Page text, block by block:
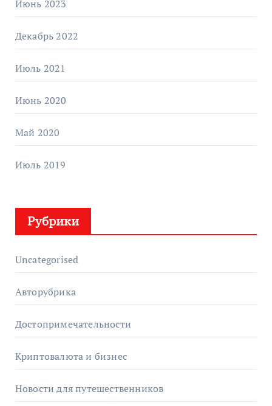
Июнь 2023
Декабрь 2022
Июль 2021
Июнь 2020
Май 2020
Июль 2019
Рубрики
Uncategorised
Авторубрика
Достопримечательности
Криптовалюта и бизнес
Новости для путешественников